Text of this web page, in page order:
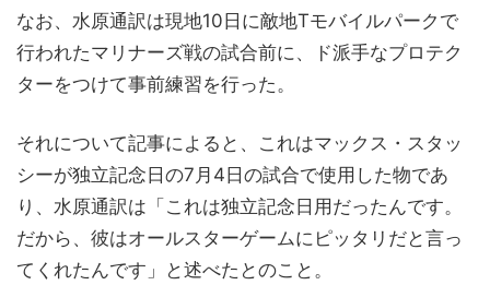
なお、水原通訳は現地10日に敵地Tモバイルパークで
行われたマリナーズ戦の試合前に、ド派手なプロテク
ターをつけて事前練習を行った。
それについて記事によると、これはマックス・スタッ
シーが独立記念日の7月4日の試合で使用した物であ
り、水原通訳は「これは独立記念日用だったんです。
だから、彼はオールスターゲームにピッタリだと言っ
てくれたんです」と述べたとのこと。